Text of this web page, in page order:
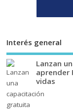
Interés general
Lanzan
aprender
vidas